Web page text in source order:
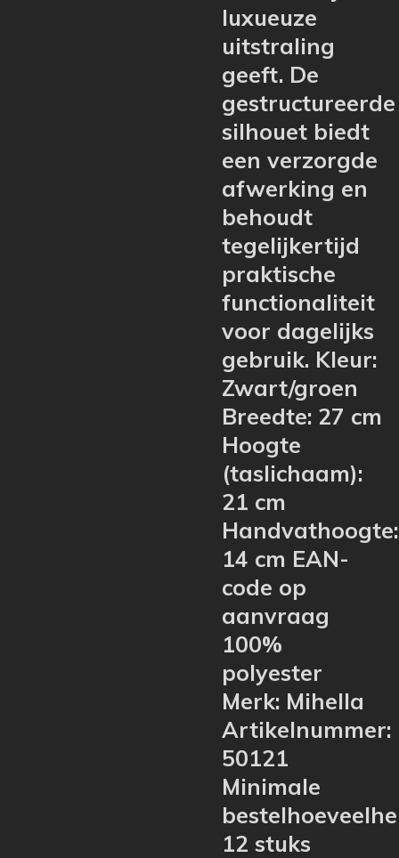
luxueuze
uitstraling
geeft. De
gestructureerde
silhouet biedt
een verzorgde
afwerking en
behoudt
tegelijkertijd
praktische
functionaliteit
voor dagelijks
gebruik. Kleur:
Zwart/groen
Breedte: 27 cm
Hoogte
(taslichaam):
21 cm
Handvathoogte:
14 cm EAN-
code op
aanvraag
100%
polyester
Merk: Mihella
Artikelnummer:
50121
Minimale
12 stuks